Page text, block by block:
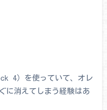
4）を使っていて、オレ
に消えてしまう経験はあ